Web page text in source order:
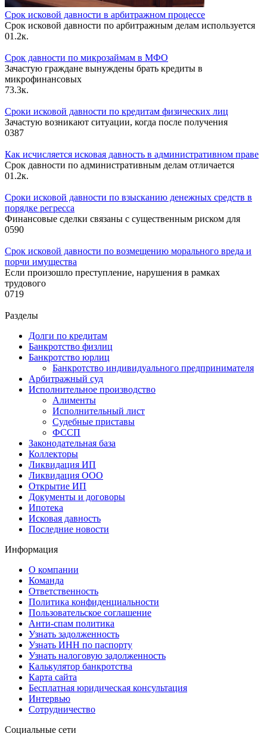
Срок исковой давности в арбитражном процессе
Срок исковой давности по арбитражным делам используется
01.2к.
Срок давности по микрозаймам в МФО
Зачастую граждане вынуждены брать кредиты в
микрофинансовых
73.3к.
Сроки исковой давности по кредитам физических лиц
Зачастую возникают ситуации, когда после получения
0387
Как исчисляется исковая давность в административном праве
Срок давности по административным делам отличается
01.2к.
Сроки исковой давности по взысканию денежных средств в
порядке регресса
Финансовые сделки связаны с существенным риском для
0590
Срок исковой давности по возмещению морального вреда и
порчи имущества
Если произошло преступление, нарушения в рамках
трудового
0719
Разделы
Долги по кредитам
Банкротство физлиц
Банкротство юрлиц
Банкротство индивидуального предпринимателя
Арбитражный суд
Исполнительное производство
Алименты
Исполнительный лист
Судебные приставы
ФССП
Законодательная база
Коллекторы
Ликвидация ИП
Ликвидация ООО
Открытие ИП
Документы и договоры
Ипотека
Исковая давность
Последние новости
Информация
О компании
Команда
Ответственность
Политика конфиденциальности
Пользовательское соглашение
Анти-спам политика
Узнать задолженность
Узнать ИНН по паспорту
Узнать налоговую задолженность
Калькулятор банкротства
Карта сайта
Бесплатная юридическая консультация
Интервью
Сотрудничество
Социальные сети